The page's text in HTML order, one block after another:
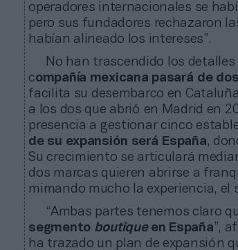
operadores internacionales se
pero sus fundadores rechazaron
habían alineado los intereses”.
No han trascendido los
compañía mexicana pasará de
facilita su desembarco en
a los dos que abrió en Madrid en
presencia a gestionar cinco
de su expansión será España,
Su crecimiento se articulará
dos marcas quieren abrirse a
mimando mucho la experiencia, el
“Ambas partes tenemos claro
segmento boutique en España”,
ha trazado un plan de expansión